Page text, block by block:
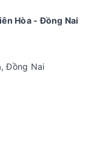
Hòa - Đồng Nai
Đồng Nai